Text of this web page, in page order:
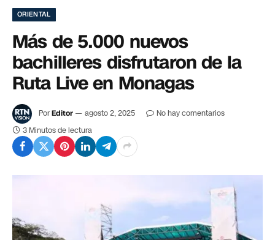
ORIENTAL
Más de 5.000 nuevos
bachilleres disfrutaron de la
Ruta Live en Monagas
PorEditor agosto 2, 2025
No hay comentarios
3 Minutos de lectura